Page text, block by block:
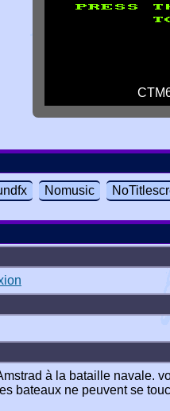
Nomusic
à la bataille navale.
bateaux ne peuvent se